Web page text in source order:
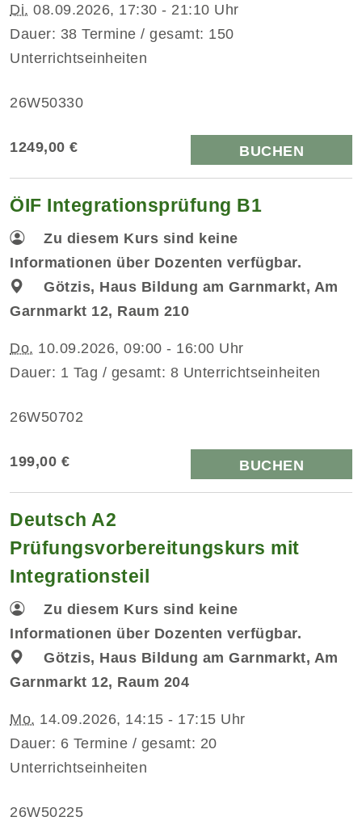
Di. 08.09.2026, 17:30 - 21:10 Uhr
Dauer: 38 Termine / gesamt: 150
Unterrichtseinheiten
26W50330
1249,00 € BUCHEN
ÖIF Integrationsprüfung B1
Zu diesem Kurs sind keine
Informationen über Dozenten verfügbar.
Götzis, Haus Bildung am Garnmarkt, Am
Garnmarkt 12, Raum 210
Do. 10.09.2026, 09:00 - 16:00 Uhr
Dauer: 1 Tag / gesamt: 8 Unterrichtseinheiten
26W50702
199,00 € BUCHEN
Deutsch A2
Prüfungsvorbereitungskurs mit
Integrationsteil
Zu diesem Kurs sind keine
Informationen über Dozenten verfügbar.
Götzis, Haus Bildung am Garnmarkt, Am
Garnmarkt 12, Raum 204
Mo. 14.09.2026, 14:15 - 17:15 Uhr
Dauer: 6 Termine / gesamt: 20
Unterrichtseinheiten
26W50225